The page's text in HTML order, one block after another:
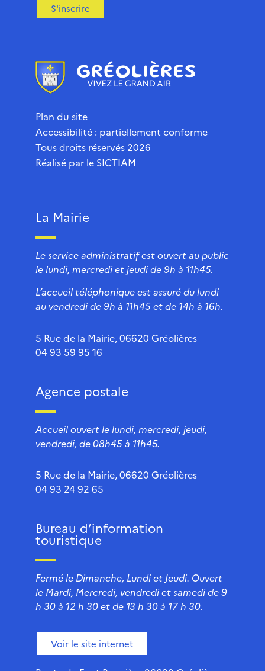
S'inscrire
Plan du site
Accessibilité : partiellement conforme
Tous droits réservés 2026
Réalisé par le SICTIAM
La Mairie
Le service administratif est ouvert au public
le lundi, mercredi et jeudi de 9h à 11h45.
L’accueil téléphonique est assuré du lundi
au vendredi de 9h à 11h45 et de 14h à 16h.
5 Rue de la Mairie, 06620 Gréolières
04 93 59 95 16
Agence postale
Accueil ouvert le lundi, mercredi, jeudi,
vendredi, de 08h45 à 11h45.
5 Rue de la Mairie, 06620 Gréolières
04 93 24 92 65
Bureau d’information
touristique
Fermé le Dimanche, Lundi et Jeudi. Ouvert
le Mardi, Mercredi, vendredi et samedi de 9
h 30 à 12 h 30 et de 13 h 30 à 17 h 30.
Voir le site internet